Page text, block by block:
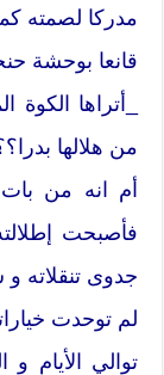
مدركا لصمته
قانعا بوحشة
_أتراها
من هلالها
أم انه من
فأصبحت
جدوى تنقلاته
لم توحدت
توالي الأيام